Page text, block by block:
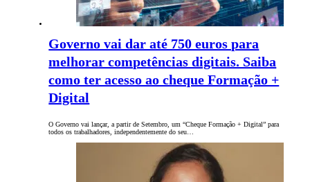
Governo vai dar até 750 euros para
melhorar competências digitais. Saiba
como ter acesso ao cheque Formação +
Digital
O Governo vai lançar, a partir de Setembro, um “Cheque Formação + Digital” para
todos os trabalhadores, independentemente do seu…